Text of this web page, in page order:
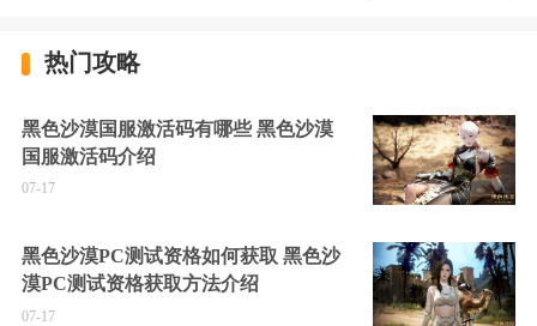
热门攻略
黑色沙漠国服激活码有哪些 黑色沙漠
国服激活码介绍
07-17
黑色沙漠PC测试资格如何获取 黑色沙
漠PC测试资格获取方法介绍
07-17